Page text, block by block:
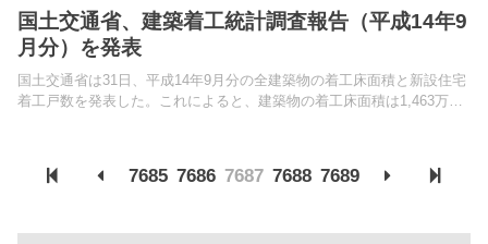
国土交通省、建築着工統計調査報告（平成14年9
月分）を発表
国土交通省は31日、平成14年9月分の全建築物の着工床面積と新設住宅
着工戸数を発表した。これによると、建築物の着工床面積は1,463万平
7685 7686 7687 7688 7689